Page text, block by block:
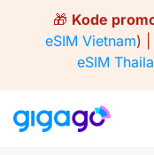
🎁 Kode
eSIM Vietnam) |
eSIM